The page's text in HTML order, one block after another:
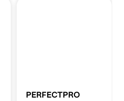
PERFECTPRO